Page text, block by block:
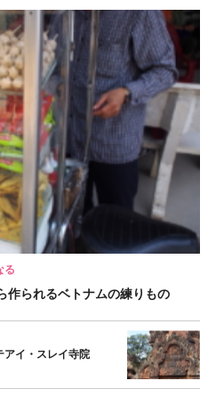
る
作られるベトナムの練りもの
アイ・スレイ寺院